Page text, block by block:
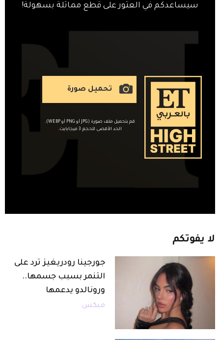
سيساعدكم في العثور على قطع مماثلة بسهولة!
تحميل صورة
قم بتحميل ملف صورة (JPG أو PNG أو WEBP).
الحد الأقصى للحجم: 3 ميجابايت.
لا يفوتكم
جورجينا رودريغيز ترد على
التنمر بسبب جسمها..
ورونالدو يدعمها
ميكس